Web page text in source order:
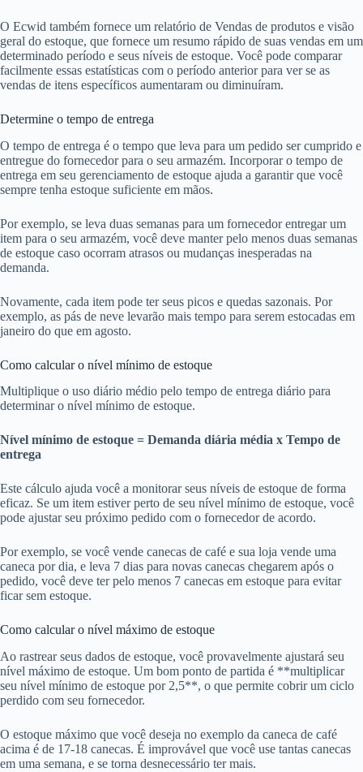
O Ecwid também fornece um relatório de Vendas de produtos e visão
geral do estoque, que fornece um resumo rápido de suas vendas em um
determinado período e seus níveis de estoque. Você pode comparar
facilmente essas estatísticas com o período anterior para ver se as
vendas de itens específicos aumentaram ou diminuíram.
Determine o tempo de entrega
O tempo de entrega é o tempo que leva para um pedido ser cumprido e
entregue do fornecedor para o seu armazém. Incorporar o tempo de
entrega em seu gerenciamento de estoque ajuda a garantir que você
sempre tenha estoque suficiente em mãos.
Por exemplo, se leva duas semanas para um fornecedor entregar um
item para o seu armazém, você deve manter pelo menos duas semanas
de estoque caso ocorram atrasos ou mudanças inesperadas na
demanda.
Novamente, cada item pode ter seus picos e quedas sazonais. Por
exemplo, as pás de neve levarão mais tempo para serem estocadas em
janeiro do que em agosto.
Como calcular o nível mínimo de estoque
Multiplique o uso diário médio pelo tempo de entrega diário para
determinar o nível mínimo de estoque.
Nível mínimo de estoque = Demanda diária média x Tempo de
entrega
Este cálculo ajuda você a monitorar seus níveis de estoque de forma
eficaz. Se um item estiver perto de seu nível mínimo de estoque, você
pode ajustar seu próximo pedido com o fornecedor de acordo.
Por exemplo, se você vende canecas de café e sua loja vende uma
caneca por dia, e leva 7 dias para novas canecas chegarem após o
pedido, você deve ter pelo menos 7 canecas em estoque para evitar
ficar sem estoque.
Como calcular o nível máximo de estoque
Ao rastrear seus dados de estoque, você provavelmente ajustará seu
nível máximo de estoque. Um bom ponto de partida é **multiplicar
seu nível mínimo de estoque por 2,5**, o que permite cobrir um ciclo
perdido com seu fornecedor.
O estoque máximo que você deseja no exemplo da caneca de café
acima é de 17-18 canecas. É improvável que você use tantas canecas
em uma semana, e se torna desnecessário ter mais.